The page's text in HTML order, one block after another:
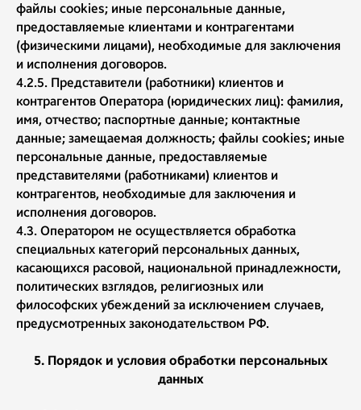
файлы cookies; иные персональные данные,
предоставляемые клиентами и контрагентами
(физическими лицами), необходимые для заключения
и исполнения договоров.
4.2.5. Представители (работники) клиентов и
контрагентов Оператора (юридических лиц): фамилия,
имя, отчество; паспортные данные; контактные
данные; замещаемая должность; файлы cookies; иные
персональные данные, предоставляемые
представителями (работниками) клиентов и
контрагентов, необходимые для заключения и
исполнения договоров.
4.3. Оператором не осуществляется обработка
специальных категорий персональных данных,
касающихся расовой, национальной принадлежности,
политических взглядов, религиозных или
философских убеждений за исключением случаев,
предусмотренных законодательством РФ.
5. Порядок и условия обработки персональных
данных